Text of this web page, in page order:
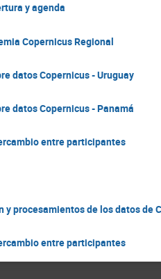
y agenda
Copernicus Regional
datos Copernicus - Uruguay
datos Copernicus - Panamá
entre participantes
y procesamientos de los datos de
entre participantes